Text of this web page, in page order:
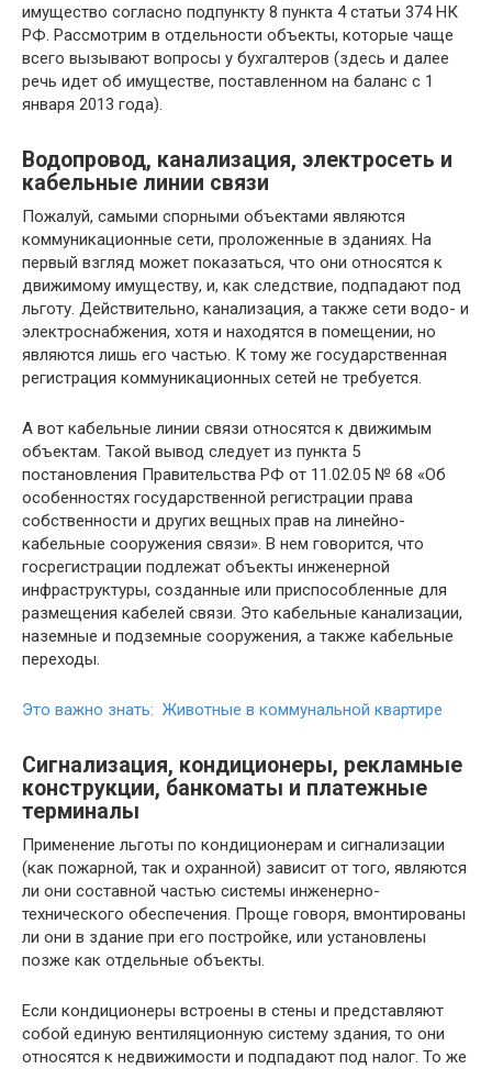
имущество согласно подпункту 8 пункта 4 статьи 374 НК
РФ. Рассмотрим в отдельности объекты, которые чаще
всего вызывают вопросы у бухгалтеров (здесь и далее
речь идет об имуществе, поставленном на баланс с 1
января 2013 года).
Водопровод, канализация, электросеть и
кабельные линии связи
Пожалуй, самыми спорными объектами являются
коммуникационные сети, проложенные в зданиях. На
первый взгляд может показаться, что они относятся к
движимому имуществу, и, как следствие, подпадают под
льготу. Действительно, канализация, а также сети водо- и
электроснабжения, хотя и находятся в помещении, но
являются лишь его частью. К тому же государственная
регистрация коммуникационных сетей не требуется.
А вот кабельные линии связи относятся к движимым
объектам. Такой вывод следует из пункта 5
постановления Правительства РФ от 11.02.05 № 68 «Об
особенностях государственной регистрации права
собственности и других вещных прав на линейно-
кабельные сооружения связи». В нем говорится, что
госрегистрации подлежат объекты инженерной
инфраструктуры, созданные или приспособленные для
размещения кабелей связи. Это кабельные канализации,
наземные и подземные сооружения, а также кабельные
переходы.
Это важно знать: Животные в коммунальной квартире
Сигнализация, кондиционеры, рекламные
конструкции, банкоматы и платежные
терминалы
Применение льготы по кондиционерам и сигнализации
(как пожарной, так и охранной) зависит от того, являются
ли они составной частью системы инженерно-
технического обеспечения. Проще говоря, вмонтированы
ли они в здание при его постройке, или установлены
позже как отдельные объекты.
Если кондиционеры встроены в стены и представляют
собой единую вентиляционную систему здания, то они
относятся к недвижимости и подпадают под налог. То же